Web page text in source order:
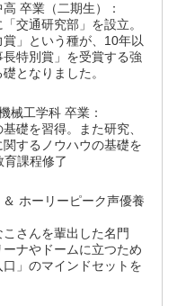
卒業（二期生）：
交通研究部」を設立。
」という種が、10年以
特別賞」を受賞する強
となりました。
械工学科 卒業：
礎を習得。また研究、
するノウハウの基礎を
育課程修了
ホーリーピーク声優養
さんを輩出した名門
ナやドームに立つため
」のマインドセットを